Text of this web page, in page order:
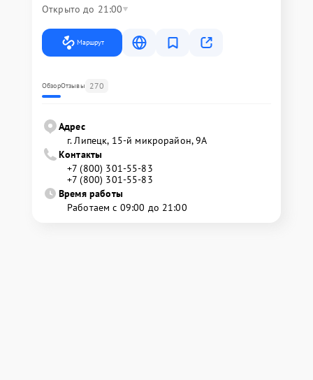
Открыто до 21:00
Маршрут
ОбзорОтзывы 270
Адрес
г. Липецк, 15-й микрорайон, 9А
Контакты
+7 (800) 301-55-83
+7 (800) 301-55-83
Время работы
Работаем с 09:00 до 21:00